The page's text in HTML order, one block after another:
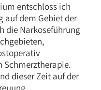
entschloss ich
auf dem Gebiet der
die Narkoseführung
Schmerztherapie.
dieser Zeit auf der